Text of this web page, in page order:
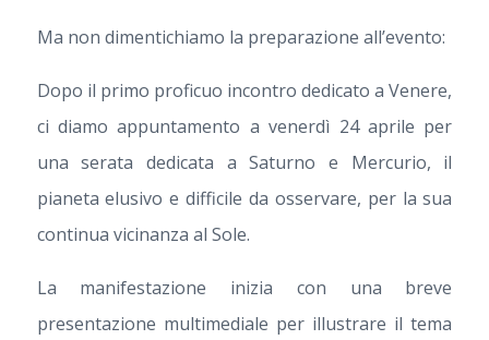
Ma non dimentichiamo la preparazione all’evento:
Dopo il primo proficuo incontro dedicato a Venere,
ci diamo appuntamento a venerdì 24 aprile per
una serata dedicata a Saturno e Mercurio, il
pianeta elusivo e difficile da osservare, per la sua
continua vicinanza al Sole.
La manifestazione inizia con una breve
presentazione multimediale per illustrare il tema